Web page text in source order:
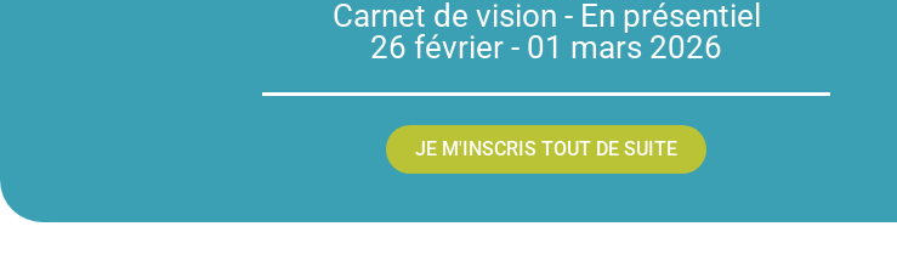
Carnet de vision - En présentiel
26 février - 01 mars 2026
JE M'INSCRIS TOUT DE SUITE